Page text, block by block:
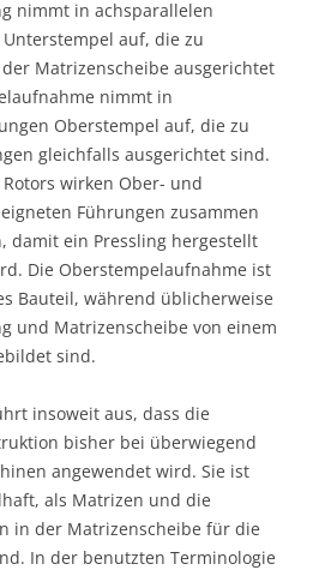
nimmt in achsparallelen
auf, die zu
Matrizenscheibe ausgerichtet
nimmt in
Oberstempel auf, die zu
gleichfalls ausgerichtet sind.
wirken Ober- und
Führungen zusammen
damit ein Pressling hergestellt
Die Oberstempelaufnahme ist
Bauteil, während üblicherweise
und Matrizenscheibe von einem
sind.
insoweit aus, dass die
bisher bei überwiegend
angewendet wird. Sie ist
als Matrizen und die
in der Matrizenscheibe für die
In der benutzten Terminologie